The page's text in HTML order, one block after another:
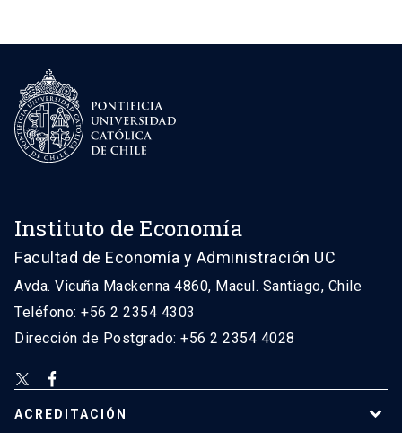
Instituto de Economía
Facultad de Economía y Administración UC
Avda. Vicuña Mackenna 4860, Macul. Santiago, Chile
Teléfono: +56 2 2354 4303
Dirección de Postgrado: +56 2 2354 4028
ACREDITACIÓN